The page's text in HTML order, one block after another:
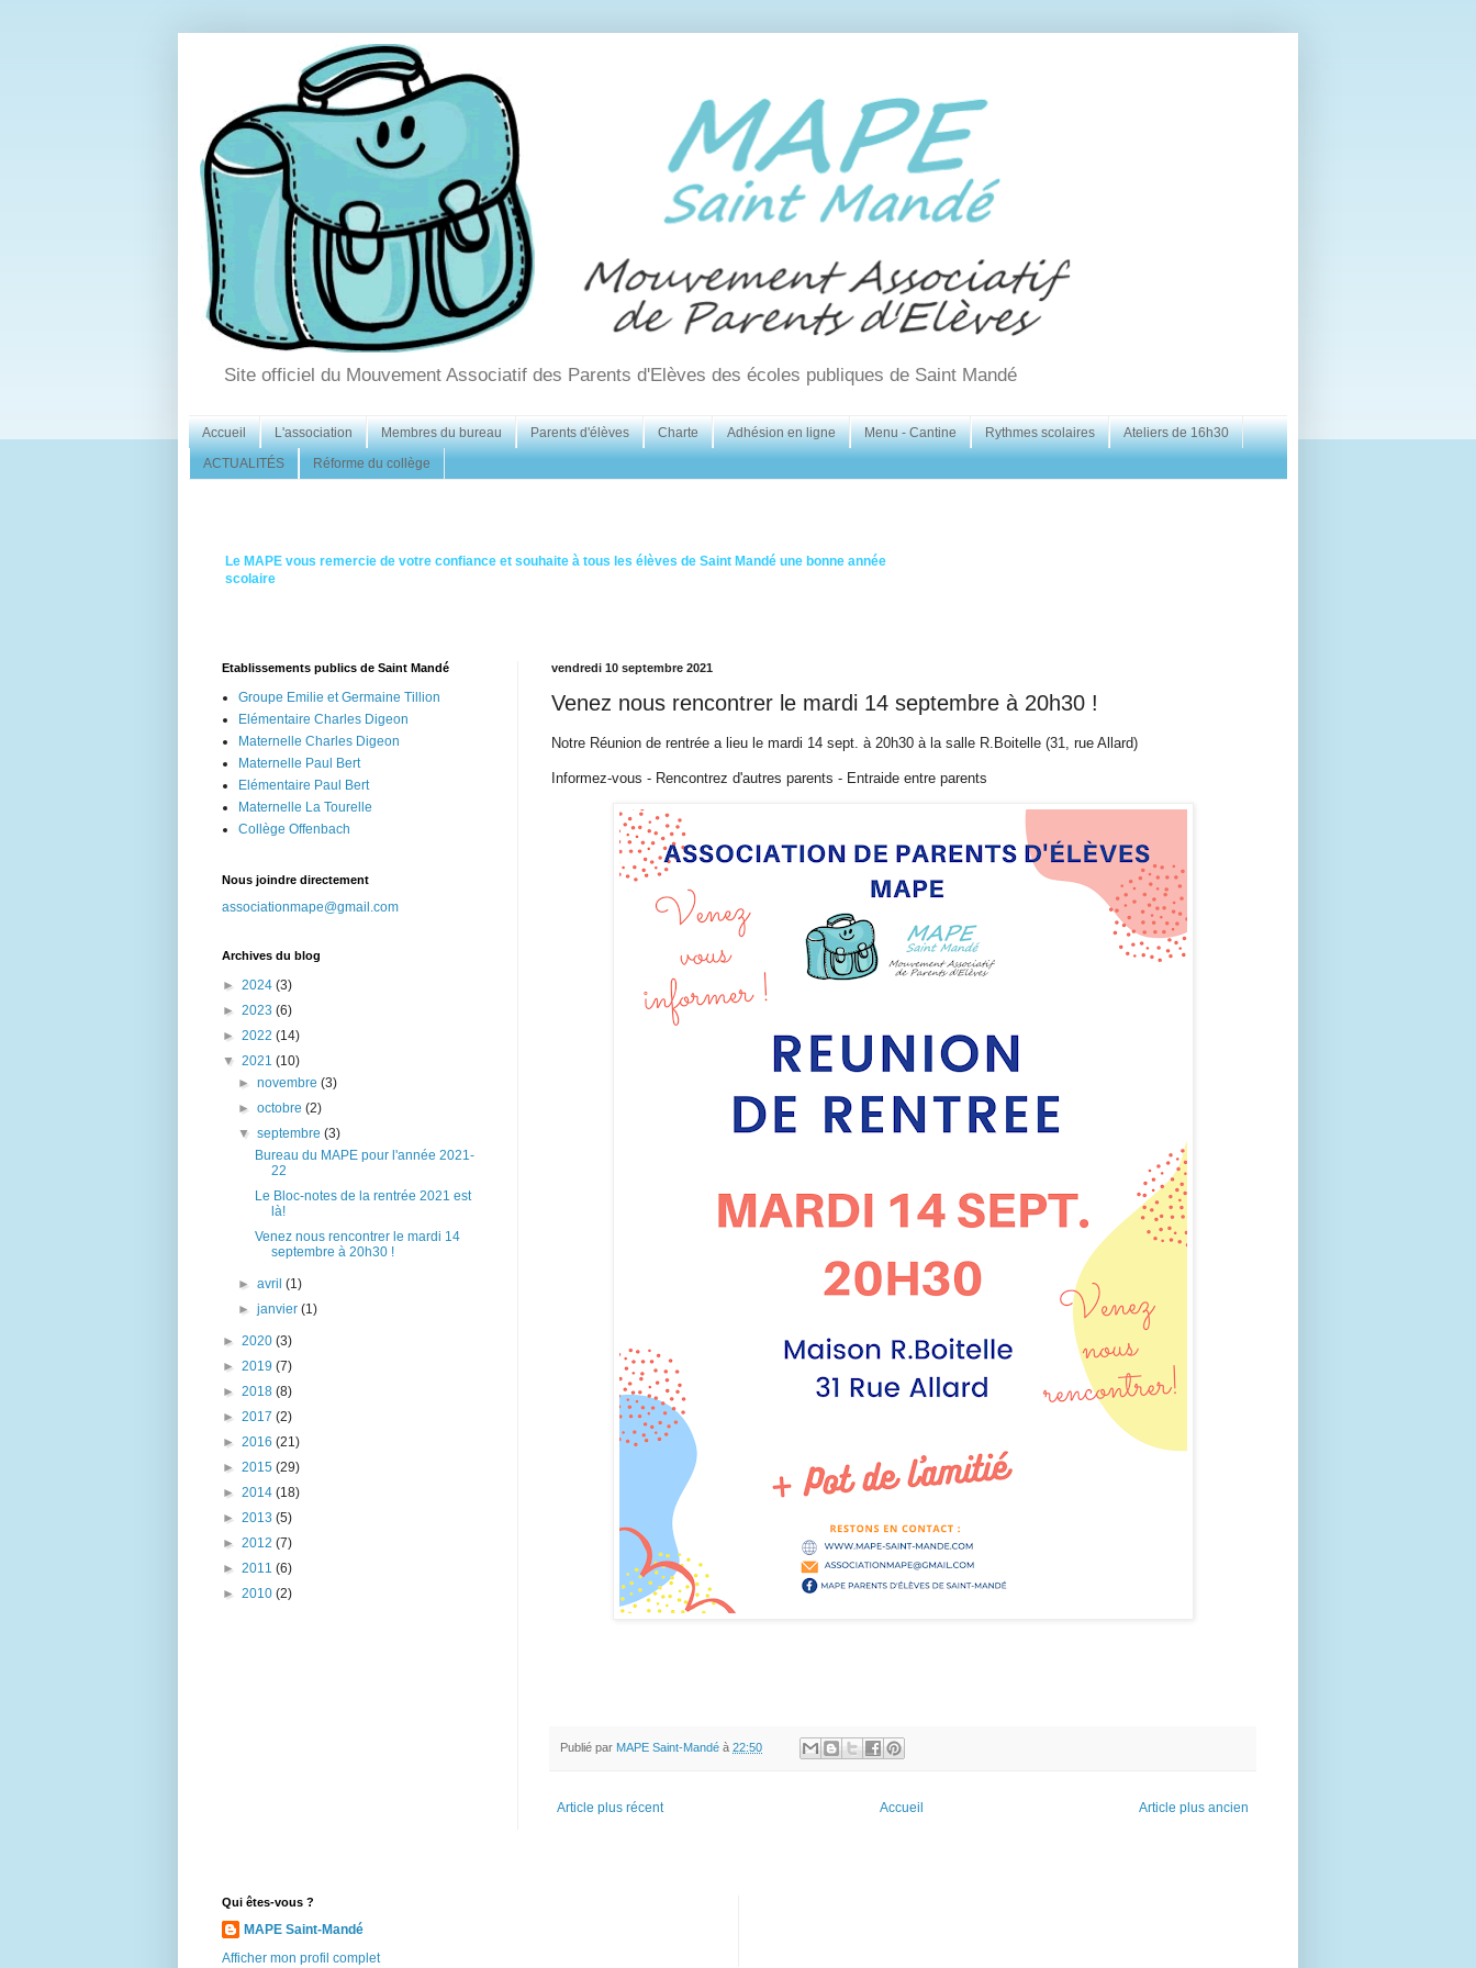
Site officiel du Mouvement Associatif des Parents d'Elèves des écoles publiques de Saint Mandé
Accueil L'association Membres du bureau Parents d'élèves Charte Adhésion en ligne Menu - Cantine Rythmes scolaires Ateliers de 16h30
ACTUALITÉS Réforme du collège
Le MAPE vous remercie de votre confiance et souhaite à tous les élèves de Saint Mandé une bonne année
scolaire
vendredi 10 septembre 2021
Venez nous rencontrer le mardi 14 septembre à 20h30 !
Notre Réunion de rentrée a lieu le mardi 14 sept. à 20h30 à la salle R.Boitelle (31, rue Allard)
Informez-vous - Rencontrez d'autres parents - Entraide entre parents
Publié par MAPE Saint-Mandé à 22:50
Article plus récent Article plus ancien
Accueil
Etablissements publics de Saint Mandé
Groupe Emilie et Germaine Tillion
Elémentaire Charles Digeon
Maternelle Charles Digeon
Maternelle Paul Bert
Elémentaire Paul Bert
Maternelle La Tourelle
Collège Offenbach
Nous joindre directement
associationmape@gmail.com
Archives du blog
► 2024 (3)
► 2023 (6)
► 2022 (14)
▼ 2021 (10)
►novembre(3)
►octobre(2)
▼septembre(3)
Bureau du MAPE pour l'année 2021-
22
Le Bloc-notes de la rentrée 2021 est
là!
Venez nous rencontrer le mardi 14
septembre à 20h30 !
►avril(1)
►janvier(1)
► 2020 (3)
► 2019 (7)
► 2018 (8)
► 2017 (2)
► 2016 (21)
► 2015 (29)
► 2014 (18)
► 2013 (5)
► 2012 (7)
► 2011 (6)
► 2010 (2)
Qui êtes-vous ?
MAPE Saint-Mandé
Afficher mon profil complet